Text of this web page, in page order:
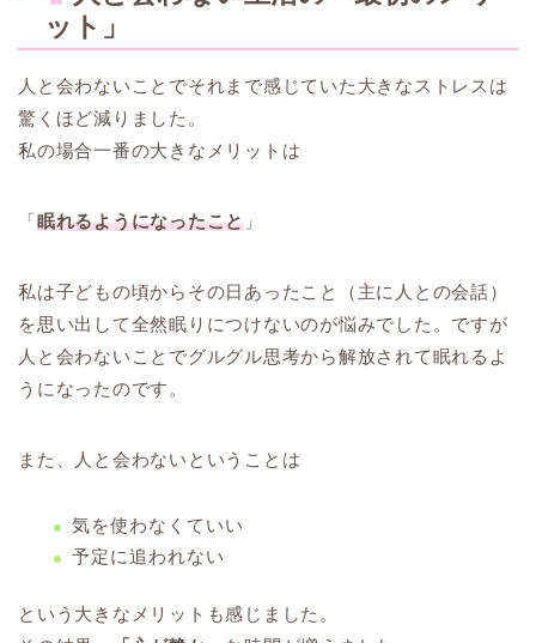
ット」
人と会わないことでそれまで感じていた大きなストレスは
驚くほど減りました。
私の場合一番の大きなメリットは
「眠れるようになったこと 」
私は子どもの頃からその日あったこと（主に人との会話）
を思い出して全然眠りにつけないのが悩みでした。ですが
人と会わないことでグルグル思考から解放されて眠れるよ
うになったのです。
また、人と会わないということは
気を使わなくていい
予定に追われない
という大きなメリットも感じました。